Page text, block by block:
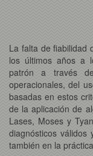
La falta de fiabilidad
los últimos años a
patrón a través
operacionales, del
basadas en estos
de la aplicación de
Lases, Moses y
diagnósticos válidos
también en la